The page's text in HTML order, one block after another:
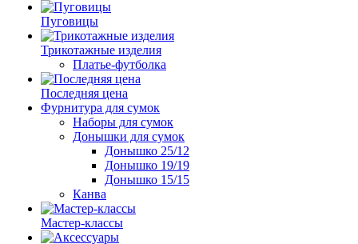
Пуговицы
Трикотажные изделия
Платье-футболка
Последняя цена
Фурнитура для сумок
Наборы для сумок
Донышки для сумок
Донышко 25/12
Донышко 19/19
Донышко 15/15
Канва
Мастер-классы